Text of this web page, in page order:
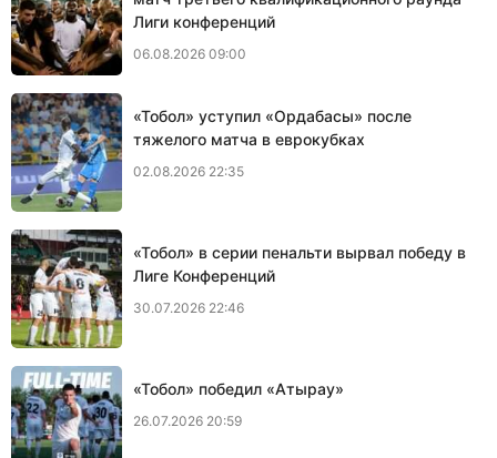
Лиги конференций
06.08.2026 09:00
«Тобол» уступил «Ордабасы» после
тяжелого матча в еврокубках
02.08.2026 22:35
«Тобол» в серии пенальти вырвал победу в
Лиге Конференций
30.07.2026 22:46
«Тобол» победил «Атырау»
26.07.2026 20:59